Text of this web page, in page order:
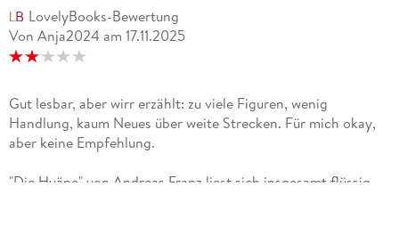
LovelyBooks-Bewertung
Von Anja2024 am 17.11.2025
Gut lesbar, aber wirr erzählt: zu viele Figuren, wenig
Handlung, kaum Neues über weite Strecken. Für mich okay,
aber keine Empfehlung.
"Die Hyäne" von Andreas Franz liest sich insgesamt flüssig,